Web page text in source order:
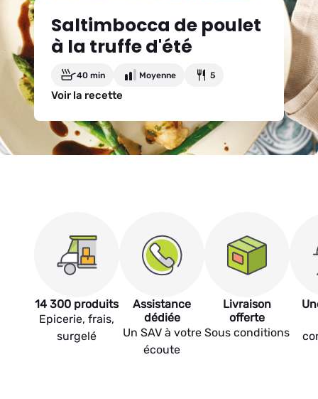
Saltimbocca de poulet
à la truffe d'été
40 min Moyenne 5
Voir la recette
14 300 produits
Epicerie, frais,
surgelé
Assistance
dédiée
Un SAV à votre
écoute
Livraison
offerte
Sous conditions